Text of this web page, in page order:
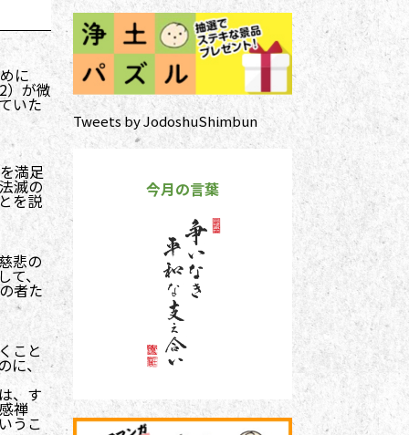
に
）が微
いた
満足
滅の
を説
悲の
て、
者た
こと
に、
、す
禅
うこ
Tweets by JodoshuShimbun
今月の言葉